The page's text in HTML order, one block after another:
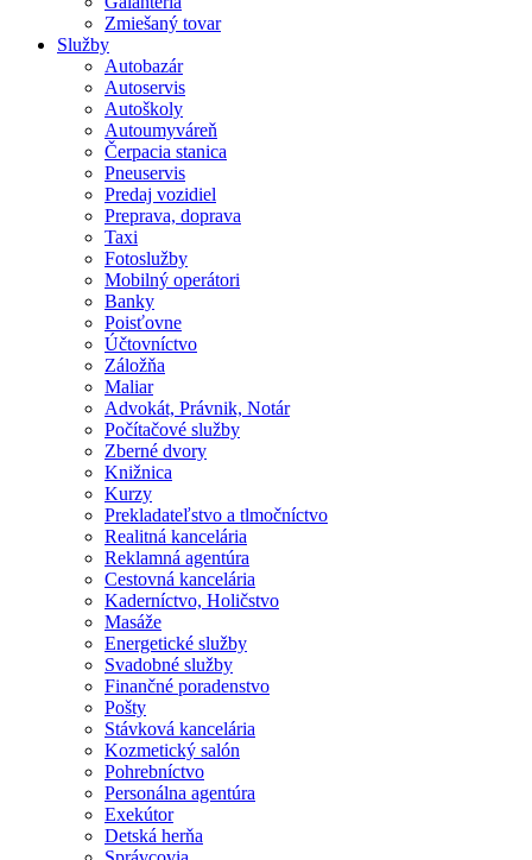
Zmiešaný tovar
Služby
Autobazár
Autoservis
Autoškoly
Autoumyváreň
Čerpacia stanica
Pneuservis
Predaj vozidiel
Preprava, doprava
Taxi
Fotoslužby
Mobilný operátori
Banky
Poisťovne
Účtovníctvo
Záložňa
Maliar
Advokát, Právnik, Notár
Počítačové služby
Zberné dvory
Knižnica
Kurzy
Prekladateľstvo a tlmočníctvo
Realitná kancelária
Reklamná agentúra
Cestovná kancelária
Kaderníctvo, Holičstvo
Masáže
Energetické služby
Svadobné služby
Finančné poradenstvo
Pošty
Stávková kancelária
Kozmetický salón
Pohrebníctvo
Personálna agentúra
Exekútor
Detská herňa